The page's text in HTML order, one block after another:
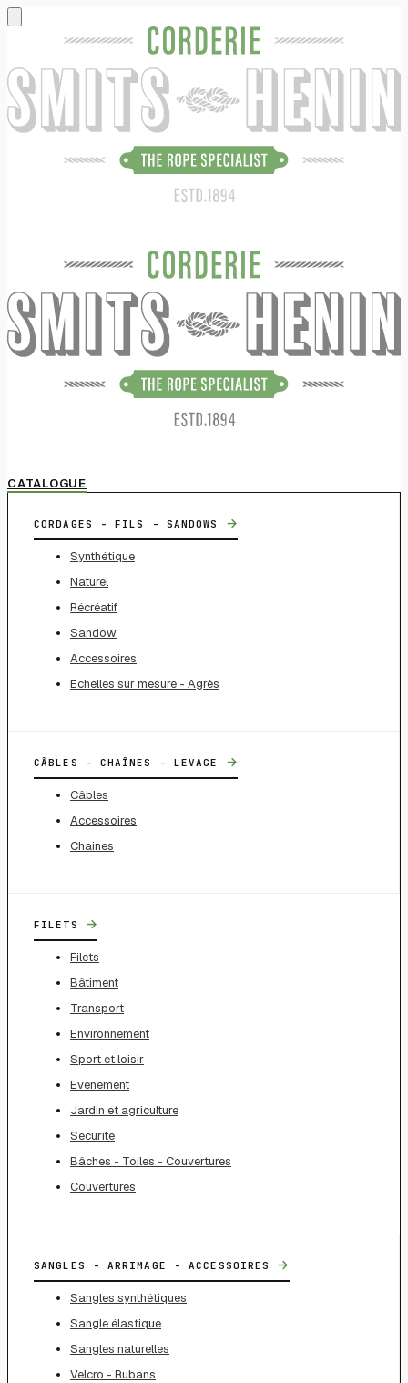
CATALOGUE
CORDAGES - FILS - SANDOWS →
Synthétique
Naturel
Récréatif
Sandow
Accessoires
Echelles sur mesure - Agrès
CÂBLES - CHAÎNES - LEVAGE →
Câbles
Accessoires
Chaines
FILETS →
Filets
Bâtiment
Transport
Environnement
Sport et loisir
Evénement
Jardin et agriculture
Sécurité
Bâches - Toiles - Couvertures
Couvertures
SANGLES - ARRIMAGE - ACCESSOIRES →
Sangles synthétiques
Sangle élastique
Sangles naturelles
Velcro - Rubans